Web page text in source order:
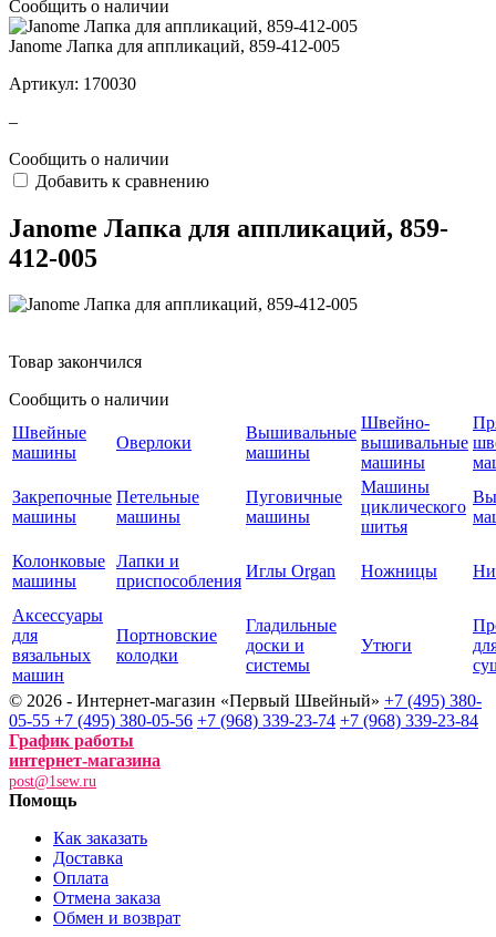
Сообщить о наличии
Janome Лапка для аппликаций, 859-412-005
Артикул: 170030
–
Сообщить о наличии
Добавить к сравнению
Janome Лапка для аппликаций, 859-
412-005
Товар закончился
Сообщить о наличии
Швейные
машины
Оверлоки
Вышивальные
машины
Швейно-
вышивальные
машины
Закрепочные
машины
Петельные
машины
Пуговичные
машины
Машины
циклического
шитья
Колонковые
машины
Лапки и
приспособления
Иглы Organ Ножницы
Аксессуары
для
вязальных
машин
Портновские
колодки
Гладильные
доски и
системы
Утюги
© 2026 - Интернет-магазин «Первый Швейный» +7 (495) 380-
05-55 +7 (495) 380-05-56 +7 (968) 339-23-74 +7 (968) 339-23-84
График работы
интернет-магазина
post@1sew.ru
Помощь
Как заказать
Доставка
Оплата
Отмена заказа
Обмен и возврат